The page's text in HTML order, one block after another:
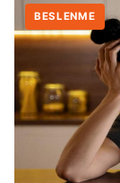
BESLENME